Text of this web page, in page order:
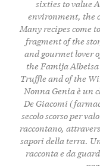
sixties to value
environment, the
Many recipes come
fragment of the
and gourmet lover
the Famija
Truffle and of the
Nonna Genia è un
De Giacomi
secolo scorso per
raccontano,
sapori della terra.
racconta e da